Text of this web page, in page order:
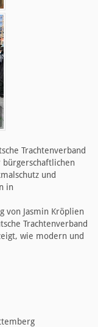
Trachtenverband
bürgerschaftlichen
und
in
von Jasmin Kröplien
Trachtenverband
wie modern und